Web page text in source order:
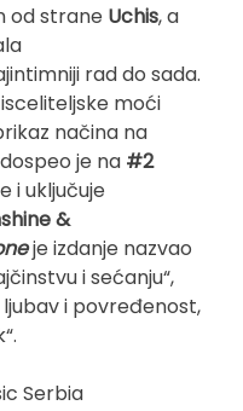
od strane Uchis, a
rad do sada.
moći
načina na
je na #2
i uključuje
&
je izdanje nazvao
i sećanju“,
ljubav i povređenost,
Serbia